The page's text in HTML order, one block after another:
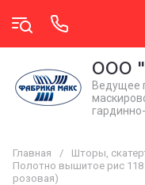
OОO
Ведущее
Главная / Шторы,
Полотно вышитое рис
розовая)